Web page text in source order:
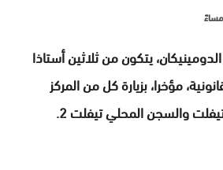
يتكون من ثلاثين أستاذا
مؤخرا، بزيارة كل من المركز
والسجن المحلي تيفلت 2.